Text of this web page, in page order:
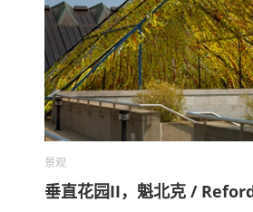
景观
垂直花园II，魁北克 /